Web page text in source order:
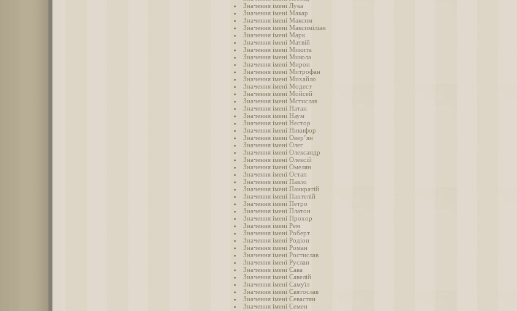
Значення імені Лука
Значення імені Макар
Значення імені Максим
Значення імені Максиміліан
Значення імені Марк
Значення імені Матвій
Значення імені Микита
Значення імені Микола
Значення імені Мирон
Значення імені Митрофан
Значення імені Михайло
Значення імені Модест
Значення імені Мойсей
Значення імені Мстислав
Значення імені Натан
Значення імені Наум
Значення імені Нестор
Значення імені Никифор
Значення імені Овер’ян
Значення імені Олег
Значення імені Олександр
Значення імені Олексій
Значення імені Омелян
Значення імені Остап
Значення імені Павло
Значення імені Панкратій
Значення імені Пантелій
Значення імені Петро
Значення імені Платон
Значення імені Прохор
Значення імені Рем
Значення імені Роберт
Значення імені Родіон
Значення імені Роман
Значення імені Ростислав
Значення імені Руслан
Значення імені Сава
Значення імені Савелій
Значення імені Самуїл
Значення імені Святослав
Значення імені Севастян
Значення імені Семен